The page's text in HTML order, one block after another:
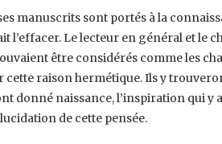
manuscrits sont portés à la
l’effacer. Le lecteur en général et
être ‎considérés comme les
raison hermétique. Ils y
donné naissance, l’inspiration qui y
de cette pensée.‎